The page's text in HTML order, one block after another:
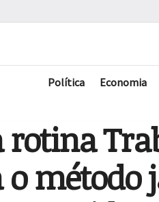
Política Economia
rotina
o método